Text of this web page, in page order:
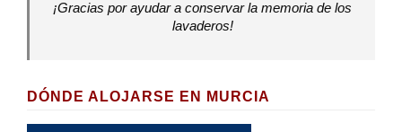
¡Gracias por ayudar a conservar la memoria de los
lavaderos!
DÓNDE ALOJARSE EN MURCIA